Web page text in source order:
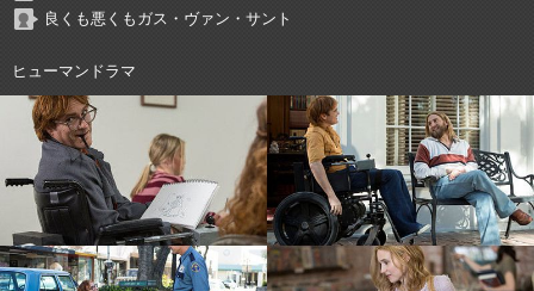
良くも悪くもガス・ヴァン・サント
ヒューマンドラマ